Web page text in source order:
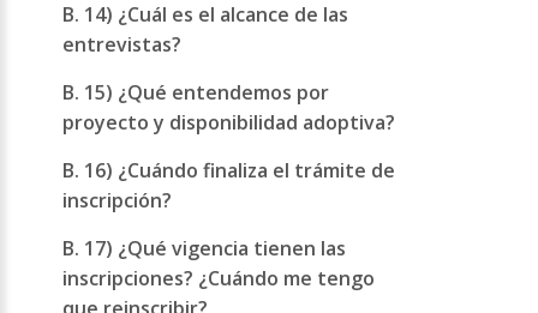
B. 14) ¿Cuál es el alcance de las
entrevistas?
B. 15) ¿Qué entendemos por
proyecto y disponibilidad adoptiva?
B. 16) ¿Cuándo finaliza el trámite de
inscripción?
B. 17) ¿Qué vigencia tienen las
inscripciones? ¿Cuándo me tengo